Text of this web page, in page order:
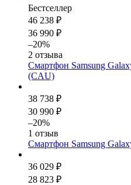
Бестселлер
46 238 ₽
36 990 ₽
–20%
2 отзыва
Смартфон Samsung
(CAU)
38 738 ₽
30 990 ₽
–20%
1 отзыв
Смартфон Samsung
36 029 ₽
28 823 ₽